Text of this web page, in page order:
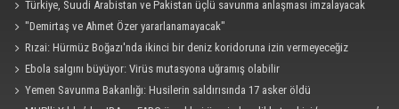
etti Türkiye, Suudi Arabistan ve Pakistan üçlü savunma anlaşması imzalayacak
"Demirtaş ve Ahmet Özer yararlanamayacak"
Rızai: Hürmüz Boğazı'nda ikinci bir deniz koridoruna izin vermeyeceğiz
Ebola salgını büyüyor: Virüs mutasyona uğramış olabilir
Yemen Savunma Bakanlığı: Husilerin saldırısında 17 asker öldü